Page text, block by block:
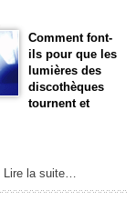
Comment font-
ils pour que les
lumières des
discothèques
tournent et
Lire la suite…